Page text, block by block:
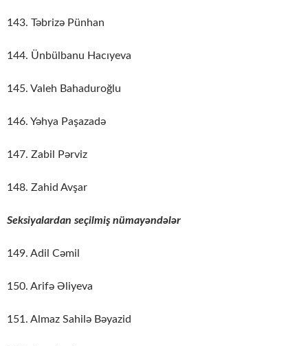
143. Təbrizə Pünhan
144. Ünbülbanu Hacıyeva
145. Valeh Bahaduroğlu
146. Yəhya Paşazadə
147. Zabil Pərviz
148. Zahid Avşar
Seksiyalardan seçilmiş nümayəndələr
149. Adil Cəmil
150. Arifə Əliyeva
151. Almaz Sahilə Bəyazid